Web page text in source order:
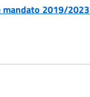
mandato 2019/